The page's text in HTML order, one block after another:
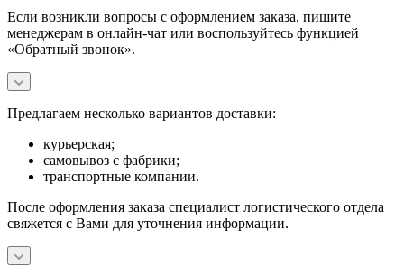
Если возникли вопросы с оформлением заказа, пишите
менеджерам в онлайн-чат или воспользуйтесь функцией
«Обратный звонок».
Предлагаем несколько вариантов доставки:
курьерская;
самовывоз с фабрики;
транспортные компании.
После оформления заказа специалист логистического отдела
свяжется с Вами для уточнения информации.